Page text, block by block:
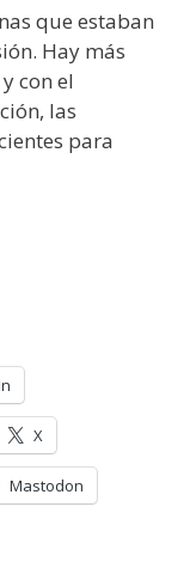
que estaban
Hay más
con el
las
para
X
Mastodon